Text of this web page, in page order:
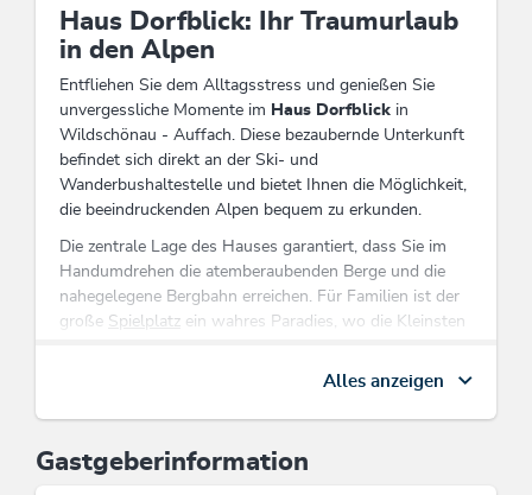
Haus Dorfblick: Ihr Traumurlaub
in den Alpen
Entfliehen Sie dem Alltagsstress und genießen Sie
unvergessliche Momente im Haus Dorfblick in
Wildschönau - Auffach. Diese bezaubernde Unterkunft
befindet sich direkt an der Ski- und
Wanderbushaltestelle und bietet Ihnen die Möglichkeit,
die beeindruckenden Alpen bequem zu erkunden.
Die zentrale Lage des Hauses garantiert, dass Sie im
Handumdrehen die atemberaubenden Berge und die
nahegelegene Bergbahn erreichen. Für Familien ist der
große Spielplatz ein wahres Paradies, wo die Kleinsten
Babykomplettausstattung
barrierefreien Zugang, was Ihren Aufenthalt
Alles anzeigen
Gastgeberinformation